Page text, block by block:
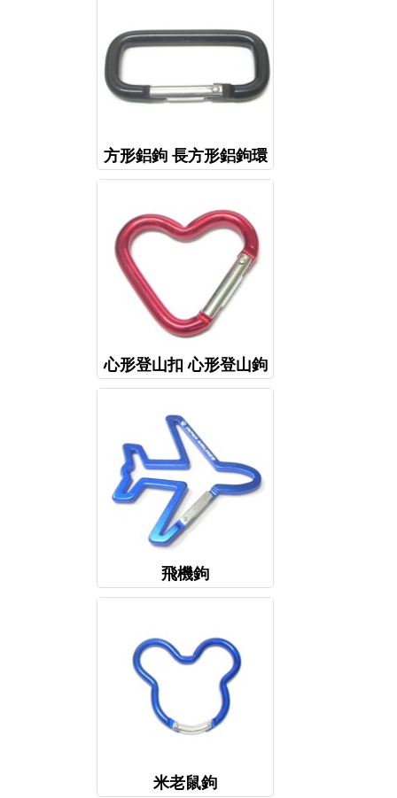
方形鋁鉤 長方形鋁鉤環
心形登山扣 心形登山鉤
飛機鉤
米老鼠鉤